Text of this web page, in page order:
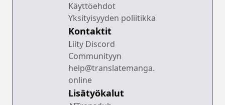
Käyttöehdot
Yksityisyyden poliitikka
Kontaktit
Liity Discord
Communityyn
help@translatemanga.
online
Lisätyökalut